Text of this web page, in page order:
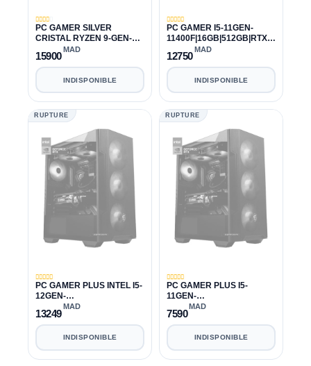
PC GAMER SILVER
CRISTAL RYZEN 9-GEN-3
3950X|32GB|1TB|RTX 3070
15900
MAD
INDISPONIBLE
PC GAMER I5-11GEN-
11400F|16GB|512GB|RTX
3070 TI 8GB
12750
MAD
INDISPONIBLE
RUPTURE
PC GAMER PLUS INTEL I5-
12GEN-
12400F|32GB|1TB|RTX
3070 8GB
13249
MAD
INDISPONIBLE
RUPTURE
PC GAMER PLUS I5-
11GEN-
11400F|16GB|240GB|500G
B|RTX 3050 8GB
7590
MAD
INDISPONIBLE